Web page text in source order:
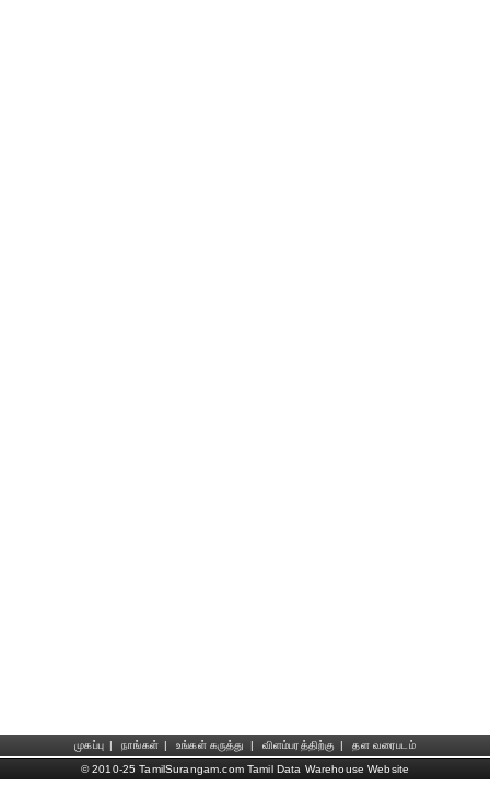
முகப்பு | நாங்கள் | உங்கள் கருத்து | விளம்பரத்திற்கு |
தள வரைபடம்
© 2010-25 TamilSurangam.com Tamil Data Warehouse Website